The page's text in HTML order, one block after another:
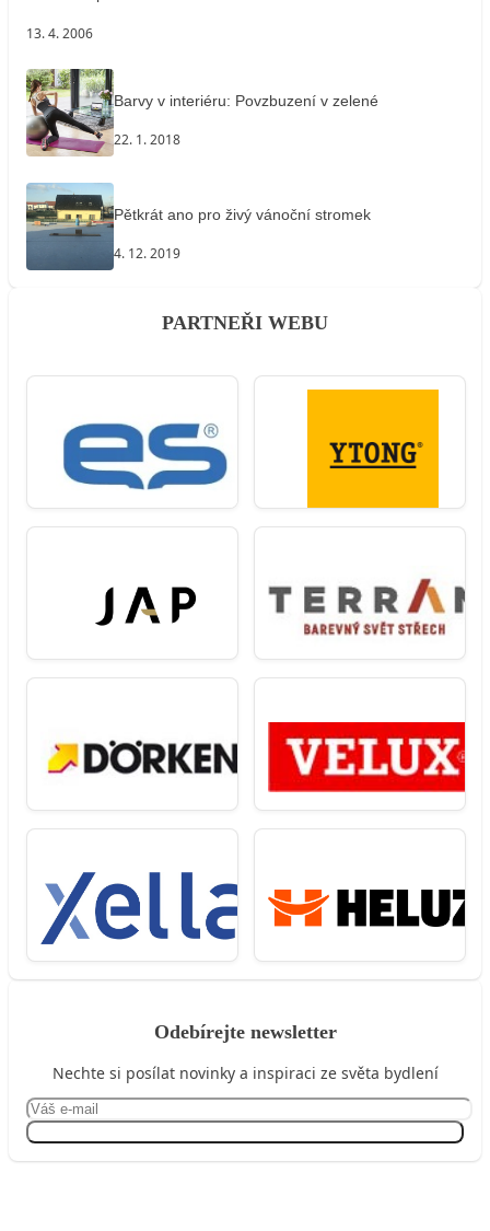
13. 4. 2006
Barvy v interiéru: Povzbuzení v zelené
22. 1. 2018
Pětkrát ano pro živý vánoční stromek
4. 12. 2019
PARTNEŘI WEBU
Odebírejte newsletter
Nechte si posílat novinky a inspiraci ze světa bydlení